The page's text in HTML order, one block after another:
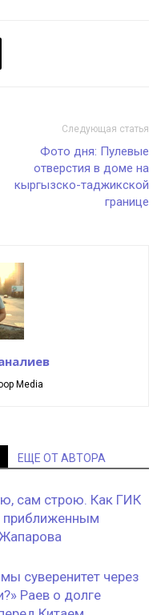
Следующая статья
Фото дня: Пулевые
отверстия в доме на
кыргызско-таджикской
границе
Media
ЕЩЕ ОТ АВТОРА
сам строю. Как ГИК
приближенным
суверенитет через
Раев о долге